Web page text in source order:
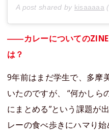
A post shared by kisaaaaa
――カレーについての
は？
9年前はまだ学生で、多摩
いたのですが、 “何かしら
にまとめる”という課題が
レーの食べ歩きにハマり